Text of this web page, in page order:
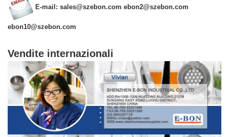
E-mail: sales@szebon.com ebon2@szebon.com
ebon10@szebon.com
Vendite internazionali